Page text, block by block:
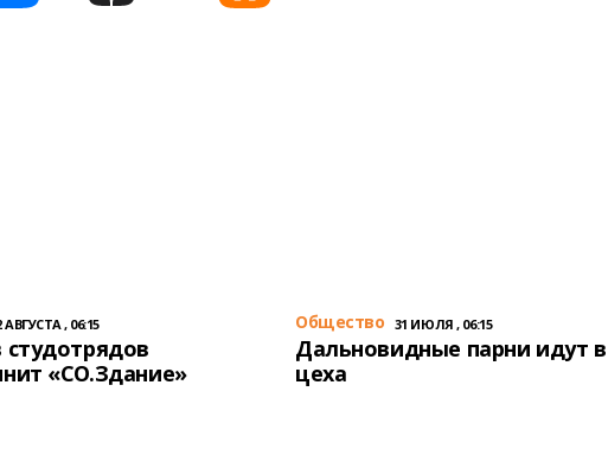
АВГУСТА , 06:15
студотрядов
«СО.Здание»
Общество 31 ИЮЛЯ , 06:15
Дальновидные парни идут в
цеха